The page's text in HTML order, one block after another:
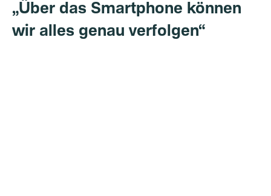
„Über das Smartphone können
wir alles genau verfolgen“